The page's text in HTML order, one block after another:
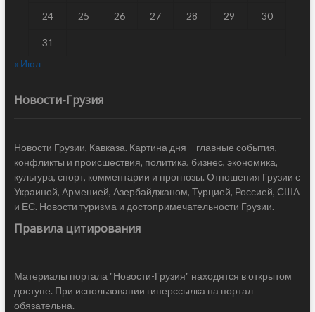
24 25 26 27 28 29 30
31
« Июл
Новости-Грузия
Новости Грузии, Кавказа. Картина дня – главные события,
конфликты и происшествия, политика, бизнес, экономика,
культура, спорт, комментарии и прогнозы. Отношения Грузии с
Украиной, Арменией, Азербайджаном, Турцией, Россией, США
и ЕС. Новости туризма и достопримечательности Грузии.
Правила цитирования
Материалы портала "Новости-Грузия" находятся в открытом
доступе. При использовании гиперссылка на портал
обязательна.